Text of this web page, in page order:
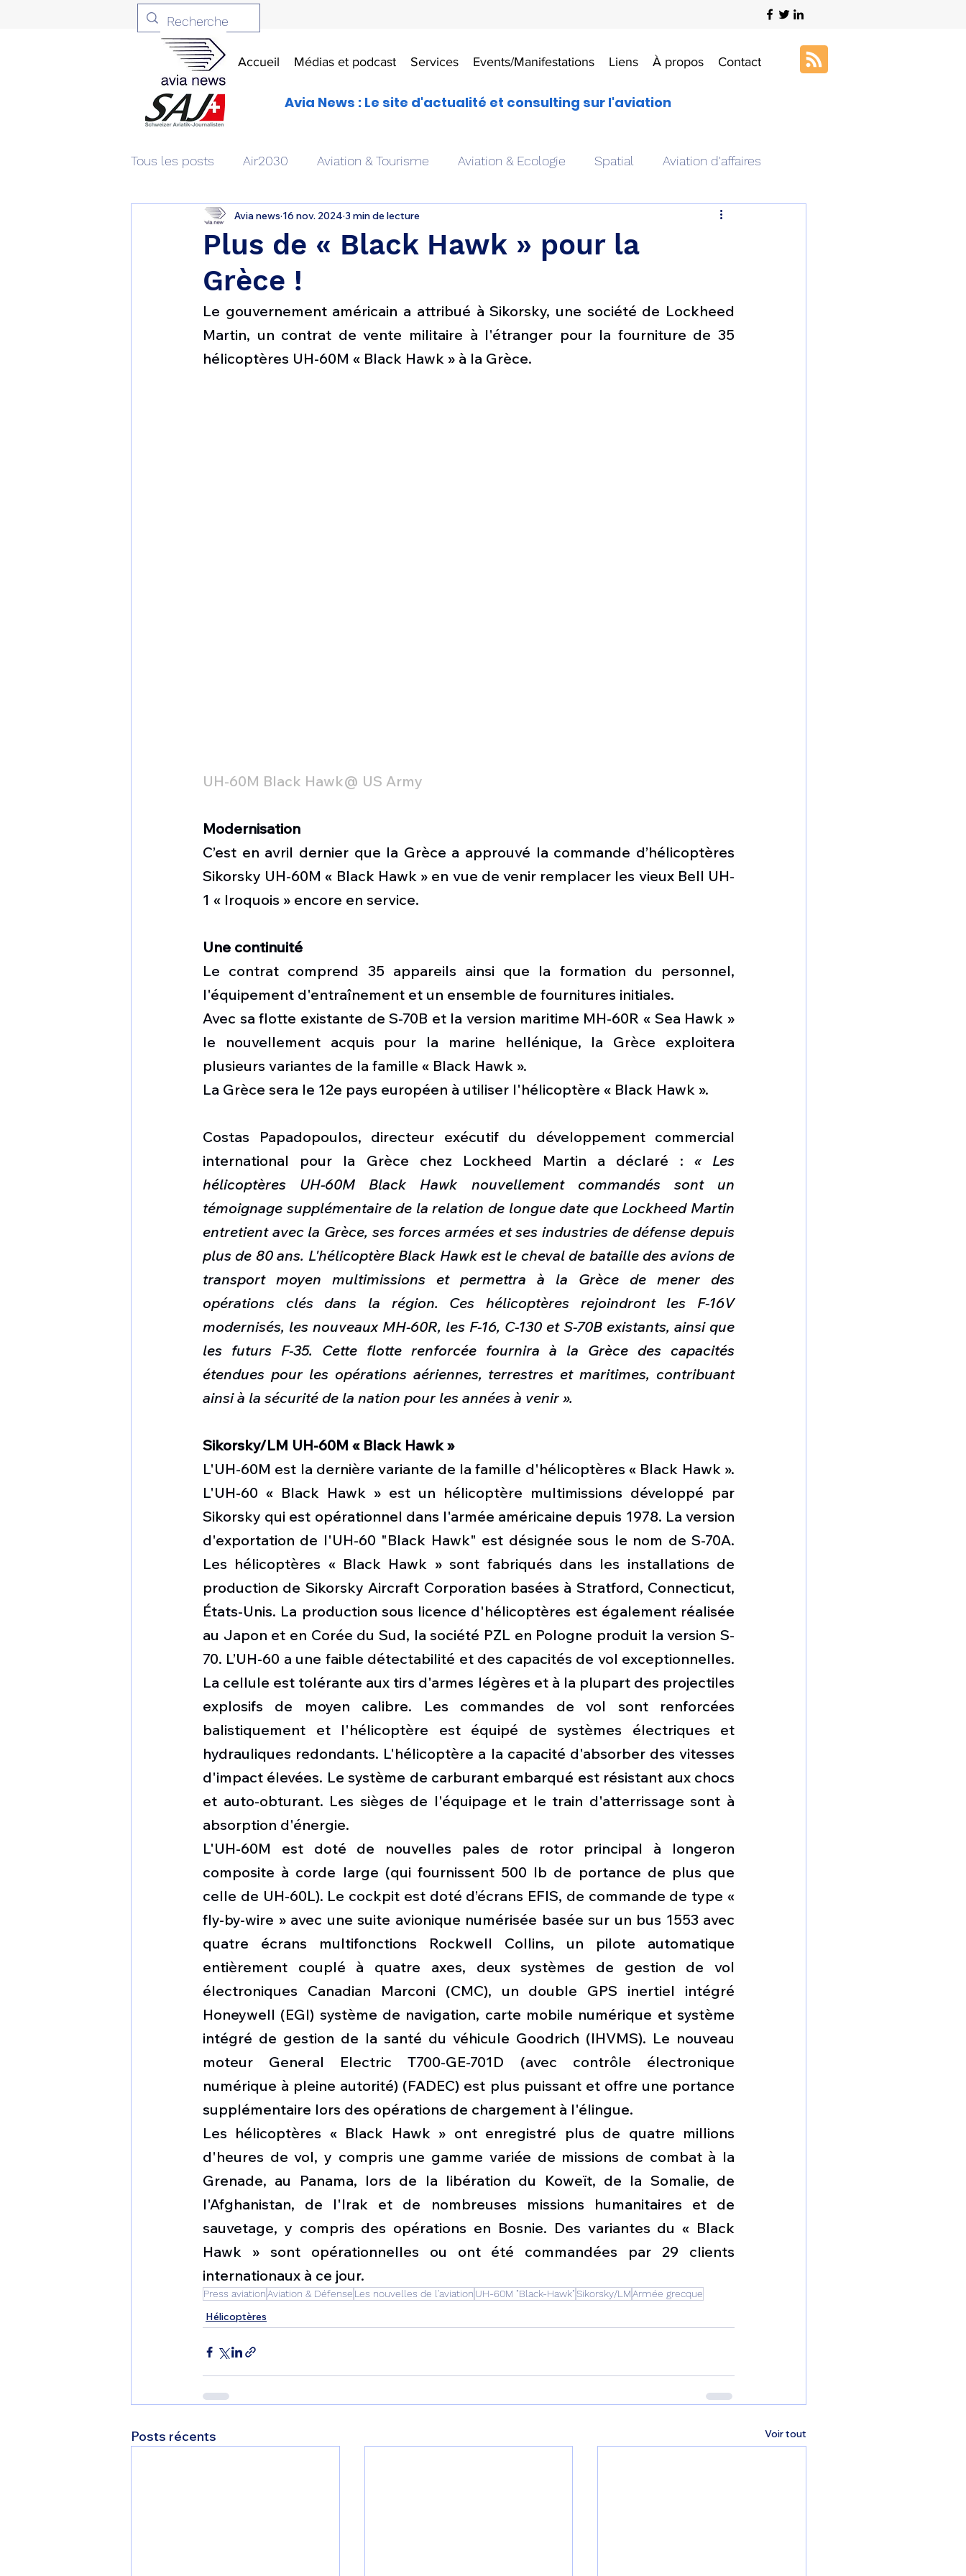
Accueil Médias et podcast Services Events/Manifestations Liens À propos Contact
Avia News : Le site d'actualité et consulting sur l'aviation
Tous les posts Air2030 Aviation & Tourisme Aviation & Ecologie Spatial Aviation d'affaires
Aviation & Défense Livres Drones aériens Art & Aviation
Patrimoine aéronautique
1 er avril Motorisation Défense sol-air DSA Amphibie Drones Composante ESPACE
Plus de « Black Hawk » pour la
Grèce !
Avia news 16 nov. 2024 3 min de lecture
Le gouvernement américain a attribué à Sikorsky, une société de Lockheed
Martin, un contrat de vente militaire à l'étranger pour la fourniture de 35
hélicoptères UH-60M « Black Hawk » à la Grèce.
UH-60M Black Hawk@ US Army
Modernisation
C’est en avril dernier que la Grèce a approuvé la commande d’hélicoptères
Sikorsky UH-60M « Black Hawk » en vue de venir remplacer les vieux Bell UH-
1 « Iroquois » encore en service.
Une continuité
Le contrat comprend 35 appareils ainsi que la formation du personnel,
l'équipement d'entraînement et un ensemble de fournitures initiales.
Avec sa flotte existante de S-70B et la version maritime MH-60R « Sea Hawk »
le nouvellement acquis pour la marine hellénique, la Grèce exploitera
plusieurs variantes de la famille « Black Hawk ».
La Grèce sera le 12e pays européen à utiliser l'hélicoptère « Black Hawk ».
Costas Papadopoulos, directeur exécutif du développement commercial
international pour la Grèce chez Lockheed Martin a déclaré : « Les
hélicoptères UH-60M Black Hawk nouvellement commandés sont un
témoignage supplémentaire de la relation de longue date que Lockheed Martin
entretient avec la Grèce, ses forces armées et ses industries de défense depuis
plus de 80 ans. L'hélicoptère Black Hawk est le cheval de bataille des avions de
transport moyen multimissions et permettra à la Grèce de mener des
opérations clés dans la région. Ces hélicoptères rejoindront les F-16V
modernisés, les nouveaux MH-60R, les F-16, C-130 et S-70B existants, ainsi que
les futurs F-35. Cette flotte renforcée fournira à la Grèce des capacités
étendues pour les opérations aériennes, terrestres et maritimes, contribuant
ainsi à la sécurité de la nation pour les années à venir ».
Sikorsky/LM UH-60M « Black Hawk »
L'UH-60M est la dernière variante de la famille d'hélicoptères « Black Hawk ».
L'UH-60 « Black Hawk » est un hélicoptère multimissions développé par
Sikorsky qui est opérationnel dans l'armée américaine depuis 1978. La version
d'exportation de l'UH-60 "Black Hawk" est désignée sous le nom de S-70A.
Les hélicoptères « Black Hawk » sont fabriqués dans les installations de
production de Sikorsky Aircraft Corporation basées à Stratford, Connecticut,
États-Unis. La production sous licence d'hélicoptères est également réalisée
au Japon et en Corée du Sud, la société PZL en Pologne produit la version S-
70. L’UH-60 a une faible détectabilité et des capacités de vol exceptionnelles.
La cellule est tolérante aux tirs d'armes légères et à la plupart des projectiles
explosifs de moyen calibre. Les commandes de vol sont renforcées
balistiquement et l'hélicoptère est équipé de systèmes électriques et
hydrauliques redondants. L'hélicoptère a la capacité d'absorber des vitesses
d'impact élevées. Le système de carburant embarqué est résistant aux chocs
et auto-obturant. Les sièges de l'équipage et le train d'atterrissage sont à
absorption d'énergie.
L'UH-60M est doté de nouvelles pales de rotor principal à longeron
composite à corde large (qui fournissent 500 lb de portance de plus que
celle de UH-60L). Le cockpit est doté d’écrans EFIS, de commande de type «
fly-by-wire » avec une suite avionique numérisée basée sur un bus 1553 avec
quatre écrans multifonctions Rockwell Collins, un pilote automatique
entièrement couplé à quatre axes, deux systèmes de gestion de vol
électroniques Canadian Marconi (CMC), un double GPS inertiel intégré
Honeywell (EGI) système de navigation, carte mobile numérique et système
intégré de gestion de la santé du véhicule Goodrich (IHVMS). Le nouveau
moteur General Electric T700-GE-701D (avec contrôle électronique
numérique à pleine autorité) (FADEC) est plus puissant et offre une portance
supplémentaire lors des opérations de chargement à l'élingue.
Les hélicoptères « Black Hawk » ont ​​enregistré plus de quatre millions
d'heures de vol, y compris une gamme variée de missions de combat à la
Grenade, au Panama, lors de la libération du Koweït, de la Somalie, de
l'Afghanistan, de l'Irak et de nombreuses missions humanitaires et de
sauvetage, y compris des opérations en Bosnie. Des variantes du « Black
Hawk » sont opérationnelles ou ont été commandées par 29 clients
internationaux à ce jour.
Press aviationAviation & Défense Les nouvelles de l'aviation UH-60M "Black-Hawk"Sikorsky/LMArmée grecque
Hélicoptères
Posts récents Voir tout